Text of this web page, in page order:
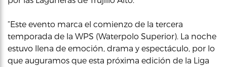
“Este evento marca el comienzo de la tercera
temporada de la WPS (Waterpolo Superior). La noche
estuvo llena de emoción, drama y espectáculo, por lo
que auguramos que esta próxima edición de la Liga